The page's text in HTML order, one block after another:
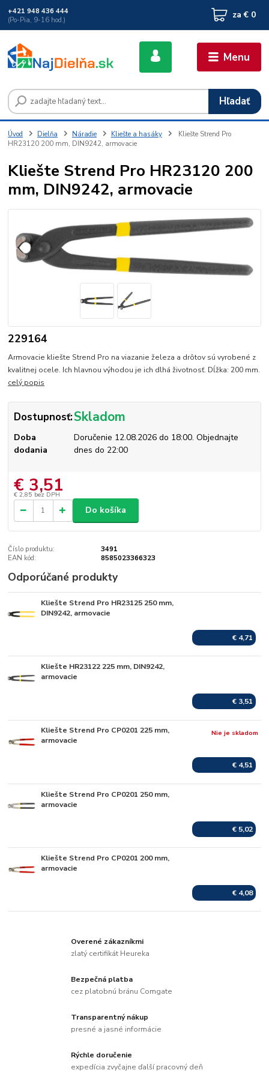
Menu
Hľadať
+421 948 436 444
(Po-Pia, 9-16 hod.)
za € 0
Úvod Dielňa Náradie Kliešte a hasáky
Kliešte Strend Pro
HR23120 200 mm, DIN9242, armovacie
Kliešte Strend Pro HR23120 200
mm, DIN9242, armovacie
229164
Armovacie kliešte Strend Pro na viazanie železa a drôtov sú vyrobené z
kvalitnej ocele. Ich hlavnou výhodou je ich dlhá životnosť. Dĺžka: 200 mm.
celý popis
Dostupnosť:Skladom
Doba
dodania
Doručenie 12.08.2026 do 18:00. Objednajte
dnes do 22:00
€ 3,51
€ 2,85 bez DPH
Do košíka
Číslo produktu:
3491
EAN kód:
8585023366323
Odporúčané produkty
Kliešte Strend Pro HR23125 250 mm,
DIN9242, armovacie
€ 4,71
Kliešte HR23122 225 mm, DIN9242,
armovacie
€ 3,51
Kliešte Strend Pro CP0201 225 mm,
armovacie
€ 4,51
Nie je skladom
Kliešte Strend Pro CP0201 250 mm,
armovacie
€ 5,02
Kliešte Strend Pro CP0201 200 mm,
armovacie
€ 4,08
Overené zákazníkmi
zlatý certifikát Heureka
Bezpečná platba
cez platobnú bránu Comgate
Transparentný nákup
presné a jasné informácie
Rýchle doručenie
expedícia zvyčajne ďalší pracovný deň